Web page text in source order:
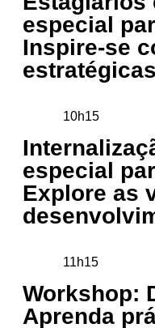
especial
Inspire-se
10h15
especial
Explore as
11h15
Workshop:
Aprenda